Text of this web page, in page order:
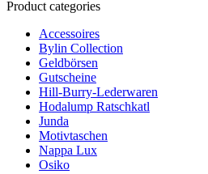
Product categories
Accessoires
Bylin Collection
Geldbörsen
Gutscheine
Hill-Burry-Lederwaren
Hodalump Ratschkatl
Junda
Motivtaschen
Nappa Lux
Osiko